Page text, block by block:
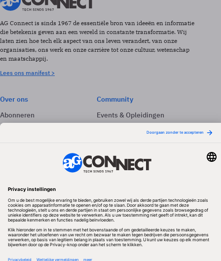
AG Connect is sinds 1967 de essentiële bron van ideeën en informatie
die betekenis geven aan een wereld in constante transformatie. Wij
laten zien hoe tech elk aspect van ons leven verandert, van onze
organisaties, ons werk en onze carrière tot onze cultuur, wetenschap
en maatschappij.
Lees ons manifest >
Over ons
Abonneren
Adverteren
Community
Events & Opleidingen
Nieuwsbrieven
Volg ons
Redactionele partner